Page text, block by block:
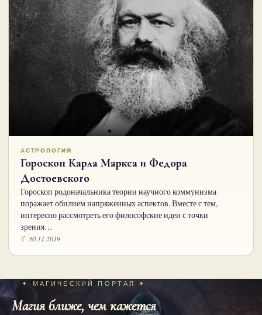
АСТРОЛОГИЯ
Гороскоп Карла Маркса и Федора
Достоевского
Гороскоп родоначальника теории научного коммунизма
поражает обилием напряженных аспектов. Вместе с тем,
интересно рассмотреть его философские идеи с точки
зрения…
☾ 30.11.2019
✦ МАГИЧЕСКИЙ ПОРТАЛ ✦
Магия ближе, чем кажется